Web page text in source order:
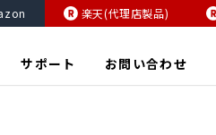
楽天(代理店製品)
サポート お問い合わせ